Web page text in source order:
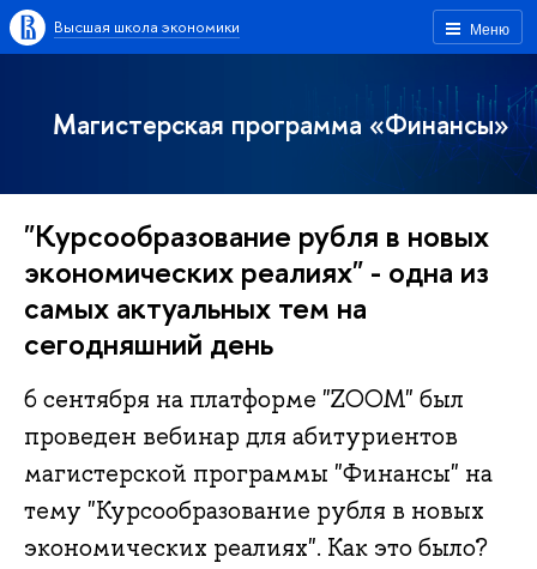
Меню
Высшая школа экономики
Магистерская программа «Финансы»
"Курсообразование рубля в новых
экономических реалиях" - одна из
самых актуальных тем на
сегодняшний день
6 сентября на платформе "ZOOM" был
проведен вебинар для абитуриентов
магистерской программы "Финансы" на
тему "Курсообразование рубля в новых
экономических реалиях". Как это было?